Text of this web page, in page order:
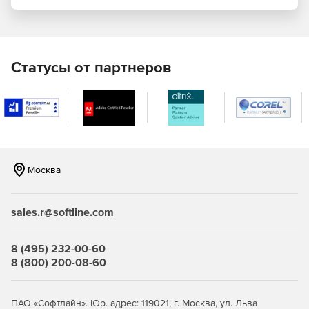
Управление, не зависящее от времени и
местоположения администратора.
Описательные графические отчеты, история событий
до 4 недель давности.
Настройка пользовательских профилей.
настройкам.
Шифрование коммуникации между защищенными
Статусы от партнеров
Москва
sales.r@softline.com
8 (495) 232-00-60
8 (800) 200-08-60
ПАО «Софтлайн». Юр. адрес: 119021, г. Москва, ул. Льва